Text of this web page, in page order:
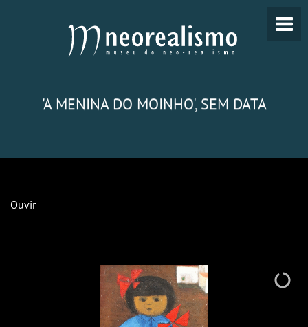
'A MENINA DO MOINHO', SEM DATA
Ouvir